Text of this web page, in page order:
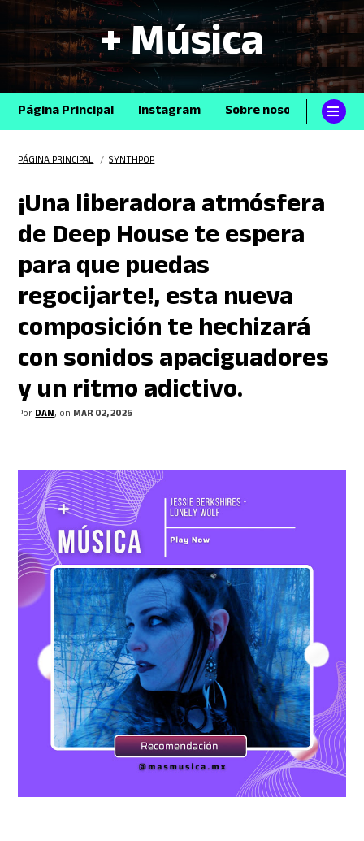
+ Música
Página Principal Instagram Sobre nosotros
PÁGINA PRINCIPAL /SYNTHPOP
¡Una liberadora atmósfera
de Deep House te espera
para que puedas
regocijarte!, esta nueva
composición te hechizará
con sonidos apaciguadores
y un ritmo adictivo.
PorDAN, on MAR 02, 2025